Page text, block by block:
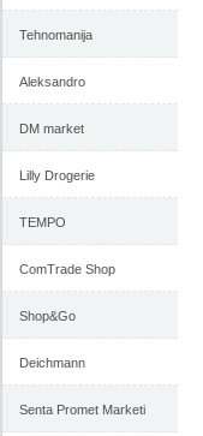
Tehnomanija
Aleksandro
DM market
Lilly Drogerie
TEMPO
ComTrade Shop
Shop&Go
Deichmann
Senta Promet Marketi